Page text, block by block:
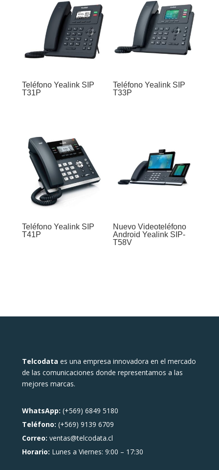
Teléfono Yealink SIP
T31P
Teléfono Yealink SIP
T33P
Teléfono Yealink SIP
T41P
Nuevo Videoteléfono
Android Yealink SIP-
T58V
Telcodata es una empresa innovadora en el mercado
de las comunicaciones donde representamos a las
mejores marcas.
WhatsApp: (+569) 6849 5180
Teléfono: (+569) 9139 6709
Correo: ventas@telcodata.cl
Horario: Lunes a Viernes: 9:00 – 17:30